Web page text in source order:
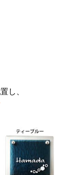
し、